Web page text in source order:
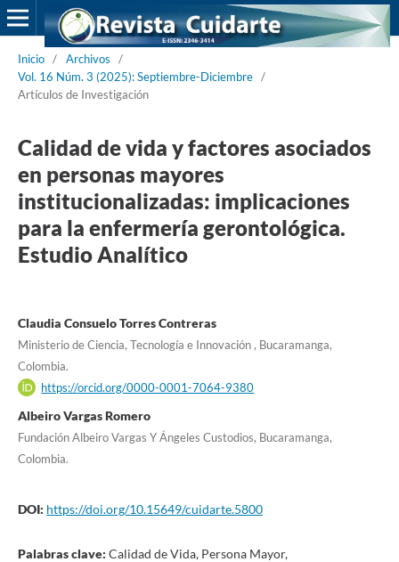
Inicio / Archivos
/
Vol. 16 Núm. 3 (2025): Septiembre-Diciembre /
Artículos de Investigación
Calidad de vida y factores asociados
en personas mayores
institucionalizadas: implicaciones
para la enfermería gerontológica.
Estudio Analítico
Claudia Consuelo Torres Contreras
Ministerio de Ciencia, Tecnología e Innovación , Bucaramanga,
Colombia.
https://orcid.org/0000-0001-7064-9380
Albeiro Vargas Romero
Fundación Albeiro Vargas Y Ángeles Custodios, Bucaramanga,
Colombia.
DOI: https://doi.org/10.15649/cuidarte.5800
Palabras clave: Calidad de Vida, Persona Mayor,